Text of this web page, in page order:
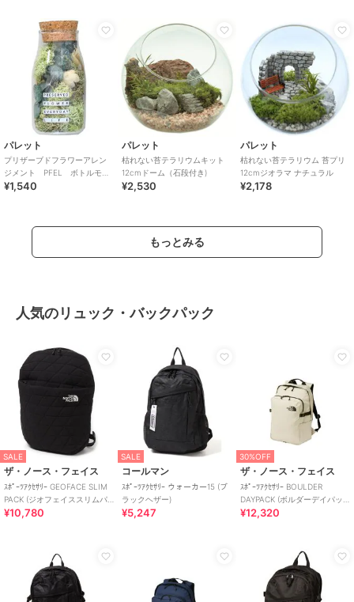
パレット
プリザーブドフラワーアレン
ジメント PFEL ボトルモ
ス アイスランドモス モスグ
¥1,540
パレット
枯れない苔テラリウムキット
12cmドーム（石段付き)
¥2,530
パレット
枯れない苔テラリウム 苔プリ
12cmジオラマ ナチュラル
¥2,178
もっとみる
人気のリュック・バックパック
SALE
ザ・ノース・フェイス
ｽﾎﾟｰﾂｱｸｾｻﾘｰ GEOFACE SLIM
PACK (ジオフェイススリムパ
ック)
¥10,780
SALE
コールマン
ｽﾎﾟｰﾂｱｸｾｻﾘｰ ウォーカー15 (ブ
ラックヘザー)
¥5,247
30%OFF
ザ・ノース・フェイス
ｽﾎﾟｰﾂｱｸｾｻﾘｰ BOULDER
DAYPACK (ボルダーデイパッ
ク)
¥12,320